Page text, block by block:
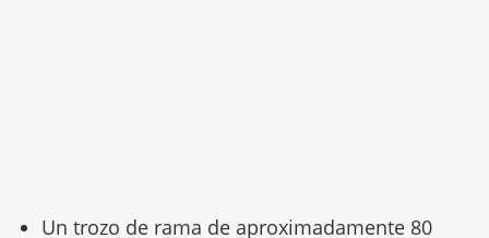
Un trozo de rama de aproximadamente 80